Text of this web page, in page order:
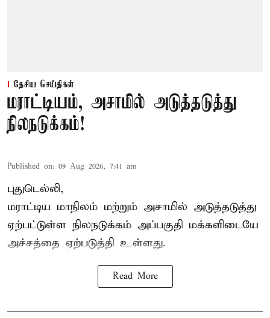
தேசிய செய்திகள்
மராட்டியம், அசாமில் அடுத்தடுத்து
நிலநடுக்கம்!
Published on: 09 Aug 2026, 7:41 am
புதுடெல்லி,
மராட்டிய மாநிலம் மற்றும் அசாமில் அடுத்தடுத்து
ஏற்பட்டுள்ள நிலநடுக்கம் அப்பகுதி மக்களிடையே
அச்சத்தை ஏற்படுத்தி உள்ளது.
Read More